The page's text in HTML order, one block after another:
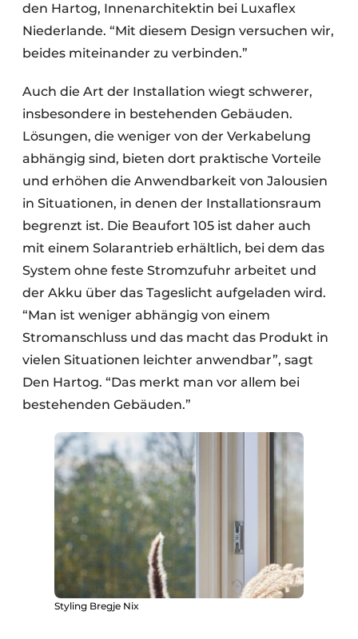
den Hartog, Innenarchitektin bei Luxaflex
Niederlande. “Mit diesem Design versuchen wir,
beides miteinander zu verbinden.”
Auch die Art der Installation wiegt schwerer,
insbesondere in bestehenden Gebäuden.
Lösungen, die weniger von der Verkabelung
abhängig sind, bieten dort praktische Vorteile
und erhöhen die Anwendbarkeit von Jalousien
in Situationen, in denen der Installationsraum
begrenzt ist. Die Beaufort 105 ist daher auch
mit einem Solarantrieb erhältlich, bei dem das
System ohne feste Stromzufuhr arbeitet und
der Akku über das Tageslicht aufgeladen wird.
“Man ist weniger abhängig von einem
Stromanschluss und das macht das Produkt in
vielen Situationen leichter anwendbar”, sagt
Den Hartog. “Das merkt man vor allem bei
bestehenden Gebäuden.”
Styling Bregje Nix